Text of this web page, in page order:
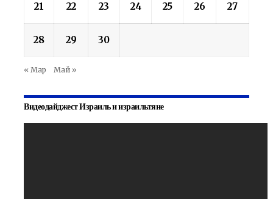
21 22 23 24 25 26 27
28 29 30
« Мар Май »
Видеодайджест Израиль и израильтяне